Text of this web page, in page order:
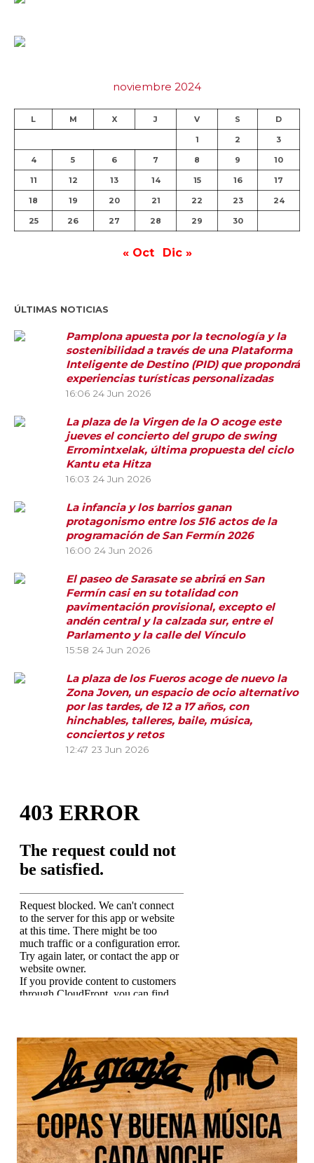
noviembre 2024
L M X J V S D
1 2 3
4 5 6 7 8 9 10
11 12 13 14 15 16 17
18 19 20 21 22 23 24
25 26 27 28 29 30
« Oct Dic »
ÚLTIMAS NOTICIAS
Pamplona apuesta por la tecnología y la
sostenibilidad a través de una Plataforma
Inteligente de Destino (PID) que propondrá
experiencias turísticas personalizadas
16:06 24 Jun 2026
La plaza de la Virgen de la O acoge este
jueves el concierto del grupo de swing
Erromintxelak, última propuesta del ciclo
Kantu eta Hitza
16:03 24 Jun 2026
La infancia y los barrios ganan
protagonismo entre los 516 actos de la
programación de San Fermín 2026
16:00 24 Jun 2026
El paseo de Sarasate se abrirá en San
Fermín casi en su totalidad con
pavimentación provisional, excepto el
andén central y la calzada sur, entre el
Parlamento y la calle del Vínculo
15:58 24 Jun 2026
La plaza de los Fueros acoge de nuevo la
Zona Joven, un espacio de ocio alternativo
por las tardes, de 12 a 17 años, con
hinchables, talleres, baile, música,
conciertos y retos
12:47 23 Jun 2026